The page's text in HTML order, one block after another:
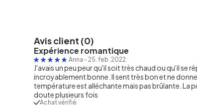
Avis client (0)
Expérience romantique
Anna - 25. feb. 2022
J'avais un peu peur qu'il soit très chaud ou qu'il se
incroyablement bonne. Il sent très bon et ne
température est alléchante mais pas brûlante. La
doute plusieurs fois
Achat vérifié